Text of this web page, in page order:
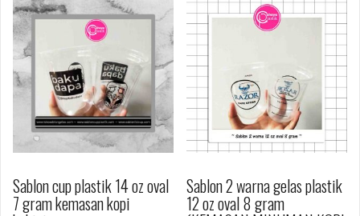
Sablon cup plastik 14 oz oval
7 gram kemasan kopi
Sablon 2 warna gelas plastik
12 oz oval 8 gram